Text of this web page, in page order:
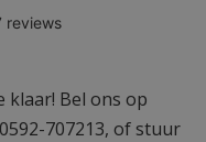
klaar! Bel ons op
707213, of stuur